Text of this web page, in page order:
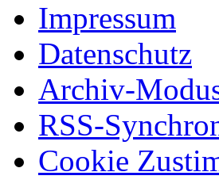
Impressum
Datenschutz
Archiv-
RSS-
Cookie